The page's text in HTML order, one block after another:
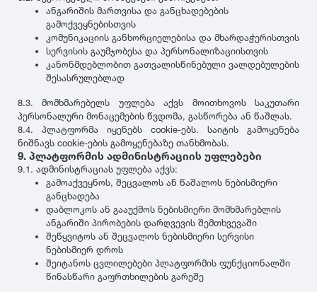
ანგარიშის მართვისა და განცხადებების
გამოქვეყნებისთვის
კომუნიკაციის განხორციელებისა და მხარდაჭერისთვის
სერვისის გაუმჯობესა და პერსონალიზაციისთვის
კანონმდებლობით გათვალისწინებული ვალდებულების
შესასრულებლად
8.3. მომხმარებელს უფლება აქვს მოითხოვოს საკუთარი
პერსონალური მონაცემების წვდომა, გასწორება ან წაშლას.
8.4. პლატფორმა იყენებს cookie-ებს. საიტის გამოყენება
ნიშნავს cookie-ების გამოყენებაზე თანხმობას.
9. პლატფორმის ადმინისტრაციის უფლებები
9.1. ადმინისტრაციას უფლება აქვს:
გამოაქვეყნოს, შეცვალოს ან წაშალოს ნებისმიერი
განცხადება
დაბლოკოს ან გააუქმოს ნებისმიერი მომხმარებლის
ანგარიში პირობების დარღვევის შემთხვევაში
შეწყვიტოს ან შეცვალოს ნებისმიერი სერვისი
ნებისმიერ დროს
შეიტანოს ცვლილებები პლატფორმის ფუნქციონალში
წინასწარი გაფრთხილების გარეშე